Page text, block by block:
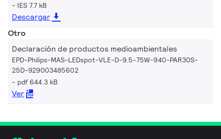
IES 7.7 kB
Descargar
Otro
Declaración de productos medioambientales
EPD-Philips-MAS-LEDspot-VLE-D-9.5-75W-940-PAR30S-
25D-929003485602
pdf 644.3 kB
Ver